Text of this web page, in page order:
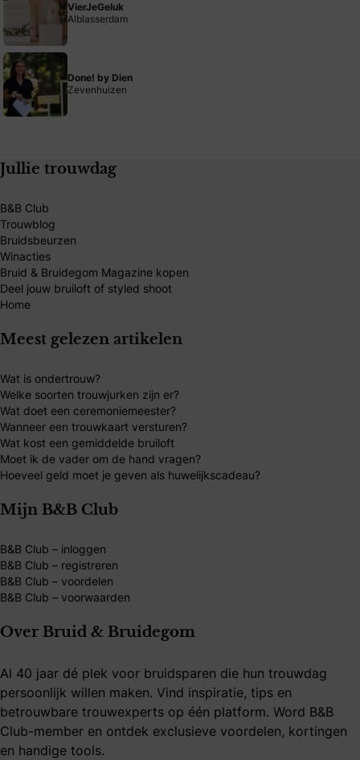
VierJeGeluk
Alblasserdam
Done! by Dien
Zevenhuizen
Jullie trouwdag
B&B Club
Trouwblog
Bruidsbeurzen
Winacties
Bruid & Bruidegom Magazine kopen
Deel jouw bruiloft of styled shoot
Home
Meest gelezen artikelen
Wat is ondertrouw?
Welke soorten trouwjurken zijn er?
Wat doet een ceremoniemeester?
Wanneer een trouwkaart versturen?
Wat kost een gemiddelde bruiloft
Moet ik de vader om de hand vragen?
Hoeveel geld moet je geven als huwelijkscadeau?
Mijn B&B Club
B&B Club – inloggen
B&B Club – registreren
B&B Club – voordelen
B&B Club – voorwaarden
Over Bruid & Bruidegom
Al 40 jaar dé plek voor bruidsparen die hun trouwdag
persoonlijk willen maken. Vind inspiratie, tips en
betrouwbare trouwexperts op één platform. Word B&B
Club-member en ontdek exclusieve voordelen, kortingen
en handige tools.